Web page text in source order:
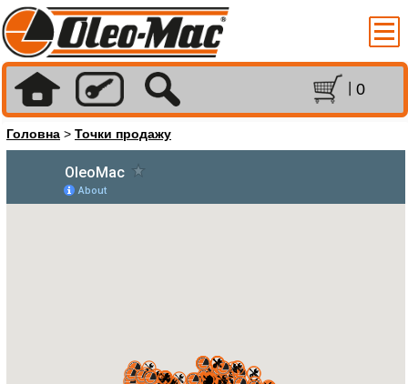
0
Головна > Точки продажу